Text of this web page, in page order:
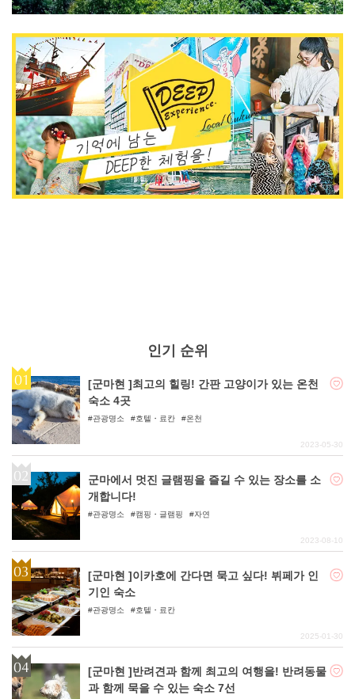
인기 순위
[군마현 ]최고의 힐링! 간판 고양이가 있는 온천
숙소 4곳
관광명소 호텔・료칸 온천
2023-05-30
군마에서 멋진 글램핑을 즐길 수 있는 장소를 소
개합니다!
관광명소 캠핑・글램핑 자연
2023-08-10
[군마현 ]이카호에 간다면 묵고 싶다! 뷔페가 인
기인 숙소
관광명소 호텔・료칸
2025-01-30
[군마현 ]반려견과 함께 최고의 여행을! 반려동물
과 함께 묵을 수 있는 숙소 7선